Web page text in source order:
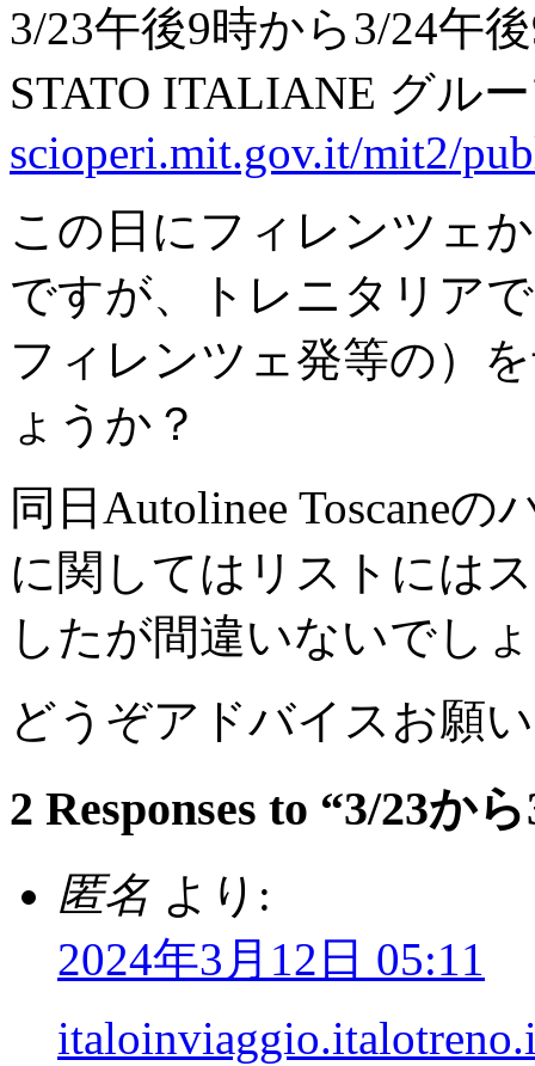
3/23午後9時から3/24午
STATO ITALIANE グル
scioperi.mit.gov.it/mit2/
この日にフィレンツェ
ですが、トレニタリア
フィレンツェ発等の）
ょうか？
同日Autolinee Toscane
に関してはリストには
したが間違いないでし
どうぞアドバイスお願
2 Responses to “3/23か
匿名 より:
2024年3月12日 05:11